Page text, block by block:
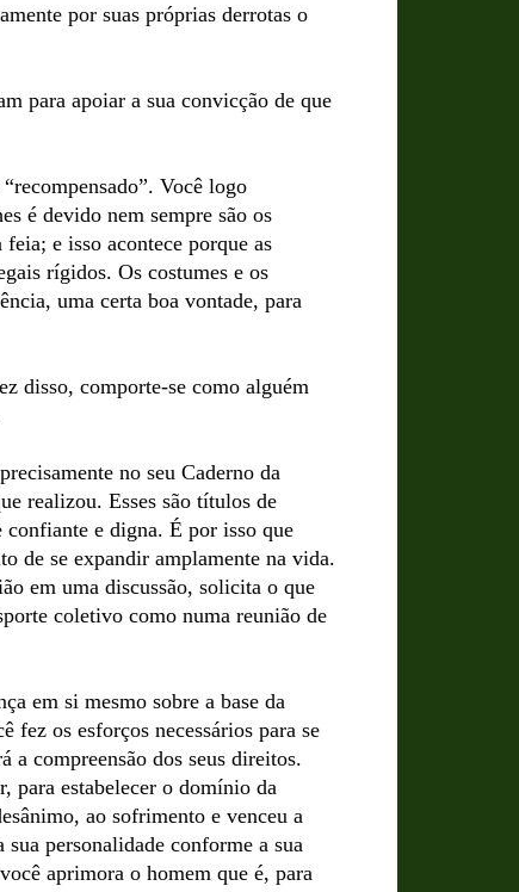
por suas próprias derrotas o
para apoiar a sua convicção de que
Você logo
é devido nem sempre são os
e isso acontece porque as
rígidos. Os costumes e os
uma certa boa vontade, para
disso, comporte-se como alguém
no seu Caderno da
realizou. Esses são títulos de
confiante e digna. É por isso que
de se expandir amplamente na vida.
em uma discussão, solicita o que
coletivo como numa reunião de
em si mesmo sobre a base da
fez os esforços necessários para se
compreensão dos seus direitos.
para estabelecer o domínio da
ao sofrimento e venceu a
personalidade conforme a sua
aprimora o homem que é, para